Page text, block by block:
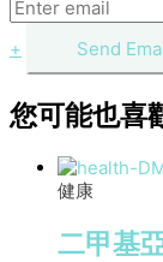
+
您可能也喜
健康
二甲基